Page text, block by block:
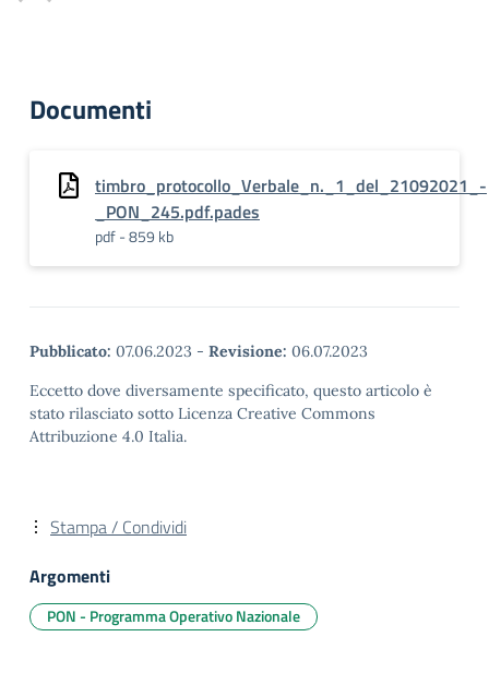
Documenti
timbro_protocollo_Verbale_n._1_del_21092021_-
_PON_245.pdf.pades
pdf - 859 kb
Pubblicato: 07.06.2023 - Revisione: 06.07.2023
Eccetto dove diversamente specificato, questo articolo è
stato rilasciato sotto Licenza Creative Commons
Attribuzione 4.0 Italia.
Stampa / Condividi
Argomenti
PON - Programma Operativo Nazionale